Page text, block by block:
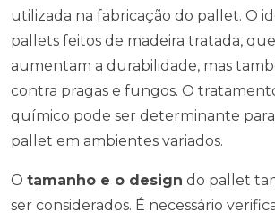
utilizada na fabricação do pallet. O
pallets feitos de madeira tratada,
aumentam a durabilidade, mas
contra pragas e fungos. O
químico pode ser determinante para
pallet em ambientes variados.
O tamanho e o design do pallet
ser considerados. É necessário